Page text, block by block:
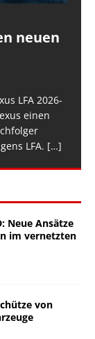
neuen
LFA 2026-
einen
LFA. […]
Neue Ansätze
im vernetzten
von